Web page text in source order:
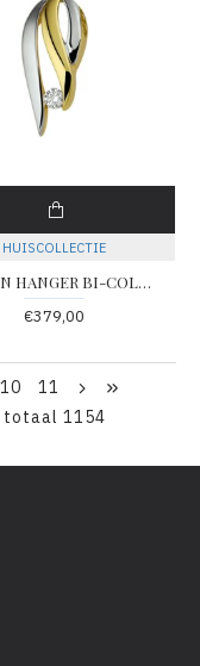
HUISCOLLECTIE
GOUDEN HANGER BI-COLOR (GESTIFT) VLAM MET ZIRKONIA 9.1 X 21.3MM - 79551 - 4014099
€379,00
10
11
totaal 1154